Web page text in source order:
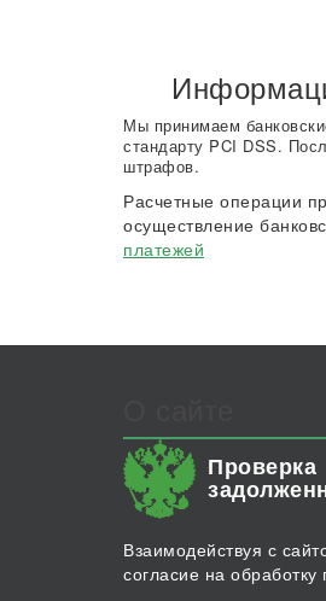
Мы принимаем
стандарту PCI DSS.
штрафов.
Расчетные операции
осуществление
платежей
Проверка
Взаимодействуя с
согласие на